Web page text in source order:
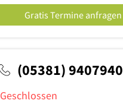
Gratis Termine anfragen
(05381) 9407940
Geschlossen